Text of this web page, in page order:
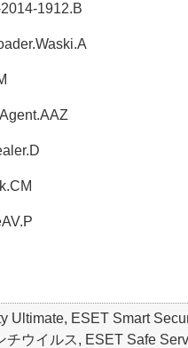
1912.B
Ultimate, ESET Smart
チウイルス, ESET Safe